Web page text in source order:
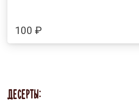
100 ₽
ДЕСЕРТЫ: